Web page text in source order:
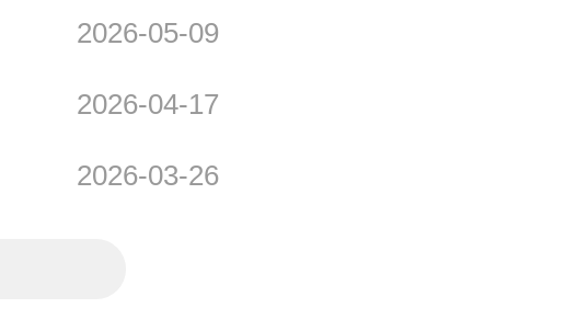
2026-05-09
2026-04-17
2026-03-26